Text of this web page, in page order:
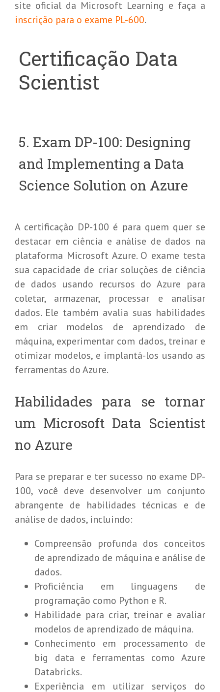
site oficial da Microsoft Learning e faça a
inscrição para o exame PL-600.
Certificação Data
Scientist
5. Exam DP-100: Designing
and Implementing a Data
Science Solution on Azure
A certificação DP-100 é para quem quer se
destacar em ciência e análise de dados na
plataforma Microsoft Azure. O exame testa
sua capacidade de criar soluções de ciência
de dados usando recursos do Azure para
coletar, armazenar, processar e analisar
dados. Ele também avalia suas habilidades
em criar modelos de aprendizado de
máquina, experimentar com dados, treinar e
otimizar modelos, e implantá-los usando as
ferramentas do Azure.
Habilidades para se tornar
um Microsoft Data Scientist
no Azure
Para se preparar e ter sucesso no exame DP-
100, você deve desenvolver um conjunto
abrangente de habilidades técnicas e de
análise de dados, incluindo:
Compreensão profunda dos conceitos
de aprendizado de máquina e análise de
dados.
Proficiência em linguagens de
programação como Python e R.
Habilidade para criar, treinar e avaliar
modelos de aprendizado de máquina.
Conhecimento em processamento de
big data e ferramentas como Azure
Databricks.
Experiência em utilizar serviços do